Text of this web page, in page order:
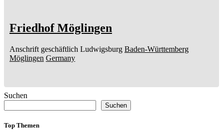
Friedhof Möglingen
Anschrift geschäftlich Ludwigsburg Baden-Württemberg
Möglingen Germany
Suchen
Suchen
Top Themen